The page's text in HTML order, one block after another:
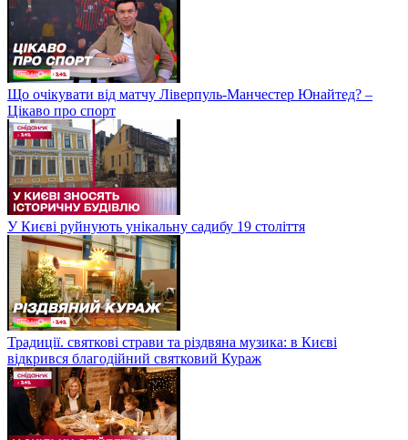
Що очікувати від матчу Ліверпуль-Манчестер Юнайтед? –
Цікаво про спорт
У Києві руйнують унікальну садибу 19 століття
Традиції. святкові страви та різдвяна музика: в Києві
відкрився благодійний святковий Кураж